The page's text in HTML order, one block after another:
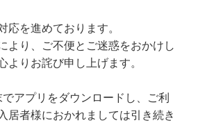
応を進めております。
より、ご不便とご迷惑をおかけし
よりお詫び申し上げます。
アプリをダウンロードし、ご利
居者様におかれましては引き続き